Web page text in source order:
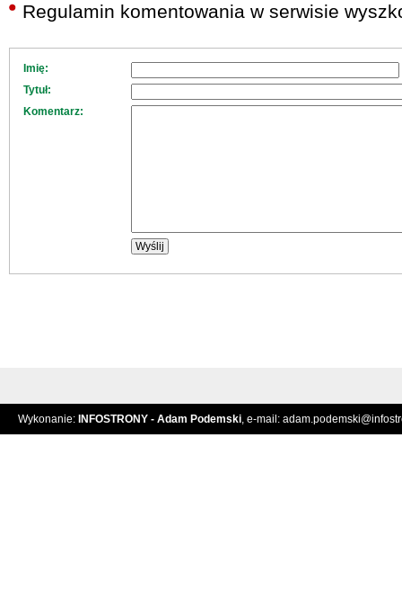
Regulamin komentowania w serwisie
Imię:
Tytuł:
Komentarz:
Wykonanie: INFOSTRONY - Adam Podemski, e-mail: